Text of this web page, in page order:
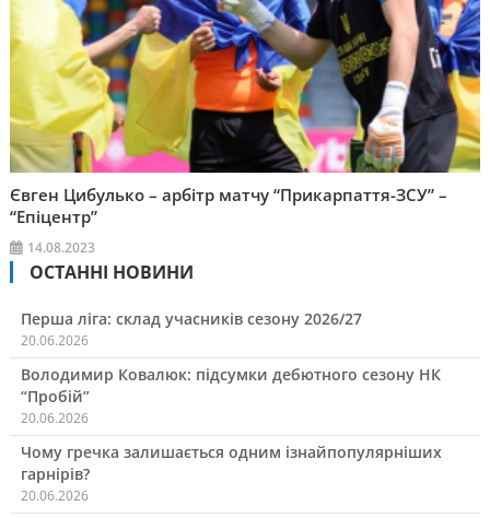
Євген Цибулько – арбітр матчу “Прикарпаття-ЗСУ” –
“Епіцентр”
14.08.2023
ОСТАННІ НОВИНИ
Перша ліга: склад учасників сезону 2026/27
20.06.2026
Володимир Ковалюк: підсумки дебютного сезону НК
“Пробій”
20.06.2026
Чому гречка залишається одним ізнайпопулярніших
гарнірів?
20.06.2026